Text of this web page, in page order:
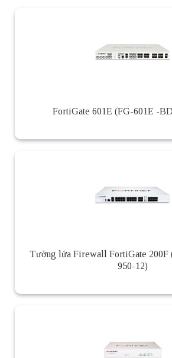
FortiGate 601E (FG-601E -
Tường lửa Firewall FortiGate 200F
950-12)